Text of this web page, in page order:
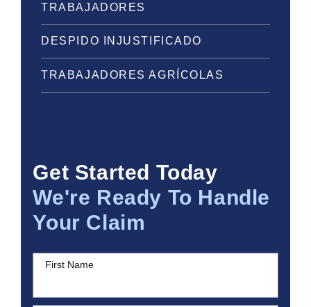
TRABAJADORES
DESPIDO INJUSTIFICADO
TRABAJADORES AGRÍCOLAS
Get Started Today
We're Ready To Handle
Your Claim
First Name